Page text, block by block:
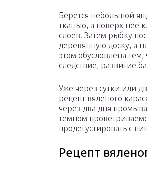
Берется небольшой
тканью, а поверх нее
слоев. Затем рыбку
деревянную доску, а
этом обусловлена
следствие, развитие
Уже через сутки или
рецепт вяленого
через два дня
темном
продегустировать с
Рецепт